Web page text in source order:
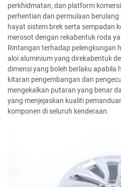
perkhidmatan, dan platform
perhentian dan permulaan
hayat sistem brek serta sempadan
merosot dengan rekabentuk roda
Rintangan terhadap pelengkungan
aloi aluminium yang direkabentuk
dimensi yang boleh berlaku apabila
kitaran pengembangan dan
mengekalkan putaran yang benar
yang menjejaskan kualiti
komponen di seluruh kenderaan.